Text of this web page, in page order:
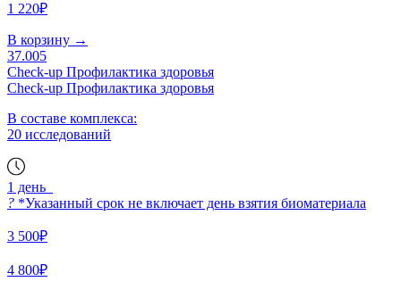
1 220₽
В корзину →
37.005
Check-up Профилактика здоровья
Check-up Профилактика здоровья
В составе комплекса:
20 исследований
1 день
? *Указанный срок не включает день взятия биоматериала
3 500₽
4 800₽